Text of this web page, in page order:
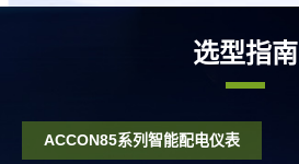
选型指南
ACCON85系列智能配电仪表